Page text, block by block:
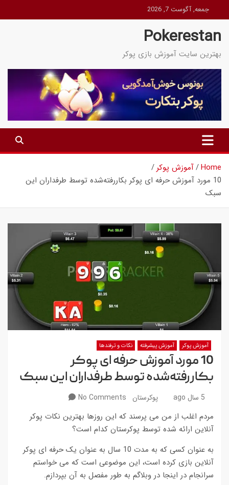
to
content
جمعه, آگوست 7, 2026
Pokerestan
بهترین سایت آموزش بازی پوکر
Home آموزش پوکر
10 مورد آموزش حرفه ای پوکر بکاررفته‌شده توسط طرفداران این
سبک
آموزش پوکر آموزش پیشرفته نکات و ترفندها
10 مورد آموزش حرفه ای پوکر
بکاررفته‌شده توسط طرفداران این سبک
5 سال ago پوکرستان No Comments
مردم اغلب از من می پرسند که این روزها بهترین نکات پوکر
آنلاین ارائه شده توسط پوکرستان کدام است؟
به عنوان کسی که به مدت 10 سال به عنوان یک حرفه ای پوکر
آنلاین بازی کرده است، این موضوعی است که می خواستم
سرانجام در اینجا در وبلاگم به طور مفصل به آن بپردازم.